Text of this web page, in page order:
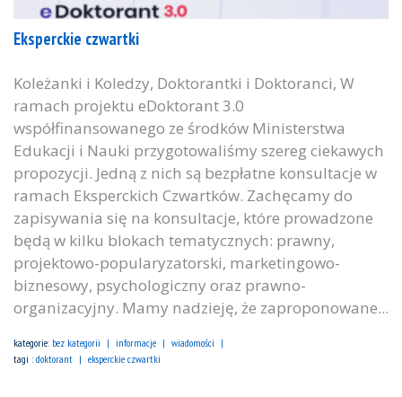
Eksperckie czwartki
Koleżanki i Koledzy, Doktorantki i Doktoranci, W
ramach projektu eDoktorant 3.0
współfinansowanego ze środków Ministerstwa
Edukacji i Nauki przygotowaliśmy szereg ciekawych
propozycji. Jedną z nich są bezpłatne konsultacje w
ramach Eksperckich Czwartków. Zachęcamy do
zapisywania się na konsultacje, które prowadzone
będą w kilku blokach tematycznych: prawny,
projektowo-popularyzatorski, marketingowo-
biznesowy, psychologiczny oraz prawno-
organizacyjny. Mamy nadzieję, że zaproponowane...
kategorie: bez kategorii informacje
wiadomości
tagi : doktorant eksperckie czwartki